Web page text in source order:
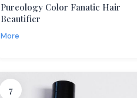
Pureology Color Fanatic Hair
Beautifier
More
7